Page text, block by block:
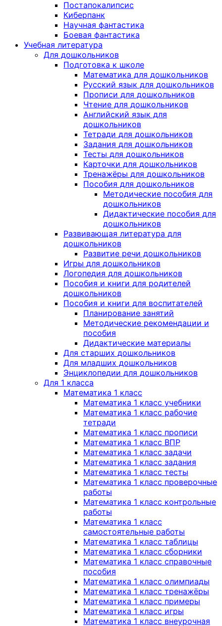
Постапокалипсис
Киберпанк
Научная фантастика
Боевая фантастика
Учебная литература
Для дошкольников
Подготовка к школе
Математика для дошкольников
Русский язык для дошкольников
Прописи для дошкольников
Чтение для дошкольников
Английский язык для
дошкольников
Тетради для дошкольников
Задания для дошкольников
Тесты для дошкольников
Карточки для дошкольников
Тренажёры для дошкольников
Пособия для дошкольников
Методические пособия для
дошкольников
Дидактические пособия для
дошкольников
Развивающая литература для
дошкольников
Развитие речи дошкольников
Игры для дошкольников
Логопедия для дошкольников
Пособия и книги для родителей
дошкольников
Пособия и книги для воспитателей
Планирование занятий
Методические рекомендации и
пособия
Дидактические материалы
Для старших дошкольников
Для младших дошкольников
Энциклопедии для дошкольников
Для 1 класса
Математика 1 класс
Математика 1 класс учебники
Математика 1 класс рабочие
тетради
Математика 1 класс прописи
Математика 1 класс ВПР
Математика 1 класс задачи
Математика 1 класс задания
Математика 1 класс тесты
Математика 1 класс проверочные
работы
Математика 1 класс контрольные
работы
Математика 1 класс
самостоятельные работы
Математика 1 класс таблицы
Математика 1 класс сборники
Математика 1 класс справочные
пособия
Математика 1 класс олимпиады
Математика 1 класс тренажёры
Математика 1 класс примеры
Математика 1 класс игры
Математика 1 класс внеурочная